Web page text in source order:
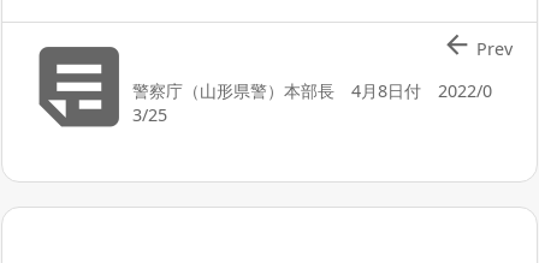
警察庁（山形県警）本部長 4月8日付 2022/0
3/25
 Prev